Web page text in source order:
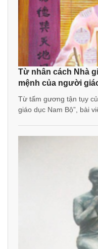
Từ nhân cách Nhà
mệnh của người
Từ tấm gương tận tụy
giáo dục Nam Bộ”, bài